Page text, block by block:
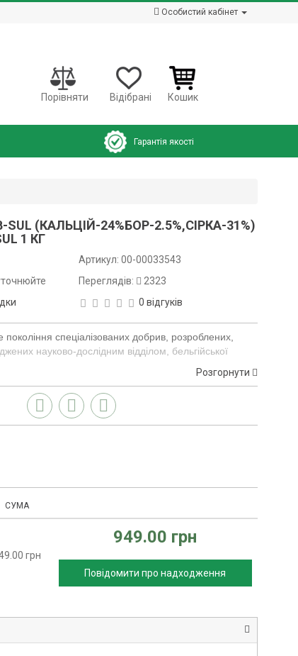
Особистий кабінет
Порівняти Відібрані Кошик
Гарантія якості
SUL (КАЛЬЦІЙ-24%БОР-2.5%,СІРКА-31%)
1 КГ
Артикул: 00-00033543
Переглядів:
2323
0 відгуків
покоління спеціалізованих добрив, розроблених,
науково-дослідним відділом, бельгійської
як для кореневих, так і для листових
розроблені для оптимального постачання
фермеру збільшити врожай та покращити якість
КОНЦЕНТРОВАНІ - GEL-добрива - це
Розгорнути
СУМА
грн
949.00 грн
Повідомити про надходження